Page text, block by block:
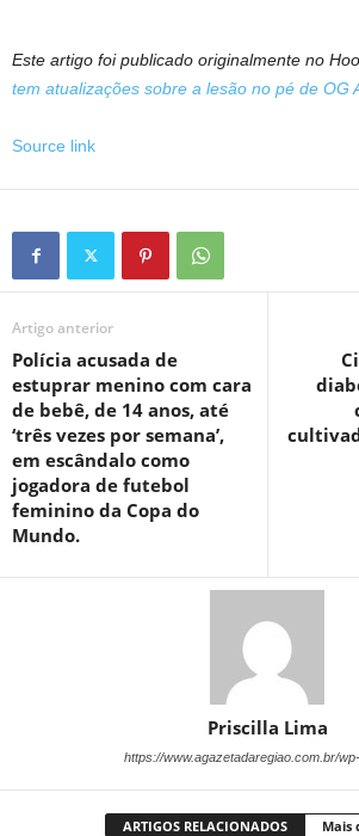
Este artigo foi publicado originalmente no
tem atualizações sobre a lesão no pé de OG
Source link
Artigo anterior
Polícia acusada de
estuprar menino com cara
de bebê, de 14 anos, até
‘três vezes por semana’,
em escândalo como
jogadora de futebol
feminino da Copa do
Mundo.
Priscilla Lima
https://www.agazetadaregiao.com.br/
ARTIGOS RELACIONADOS Mais